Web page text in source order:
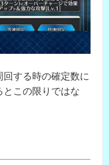
する時の確定数に
この限りではな